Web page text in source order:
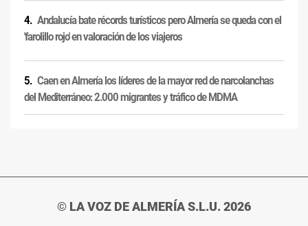
Andalucía bate récords turísticos pero Almería se queda con el
'farolillo rojo' en valoración de los viajeros
Caen en Almería los líderes de la mayor red de narcolanchas
del Mediterráneo: 2.000 migrantes y tráfico de MDMA
© LA VOZ DE ALMERÍA S.L.U. 2026